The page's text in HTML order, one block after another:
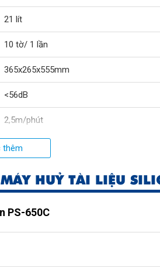
21 lít
10 tờ/ 1 lần
365x265x555mm
<56dB
2,5m/phút
2.5x10mm
180W
thêm
MÁY HUỶ TÀI LIỆU
PS-650C